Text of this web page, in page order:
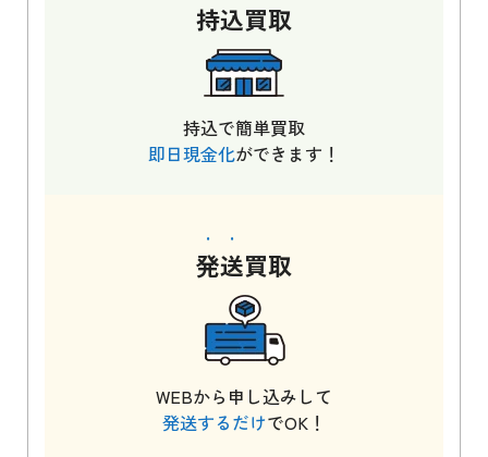
持込買取
持込で簡単買取
即日現金化ができます！
発送買取
WEBから申し込みして
発送するだけでOK！